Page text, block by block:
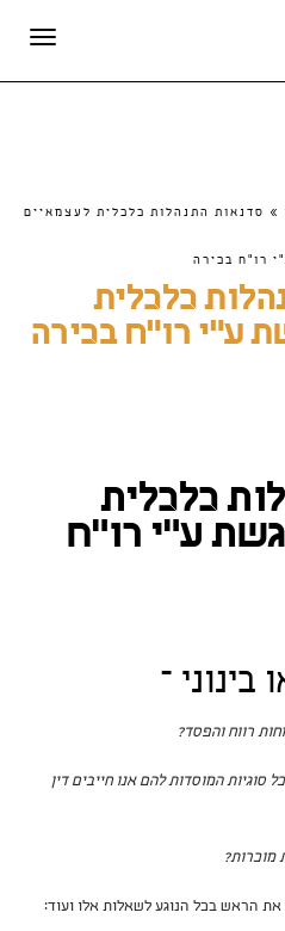
» סדנאות התנהלות כלכלית לעצמאיים
רו"ח בכירה
כלכלית
ע"י רו"ח בכירה
כלכלית
ע"י רו"ח
–
רווח והפסד?
סוגיות המוסדות להם אנו חייבים דין
מוכרות?
הראש בכל הנוגע לשאלות אלו ועוד: